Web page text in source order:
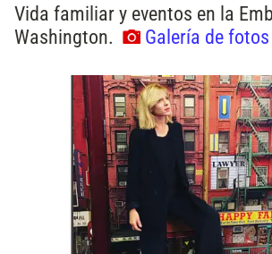
Vida familiar y eventos en la
Washington.
Galería de fotos